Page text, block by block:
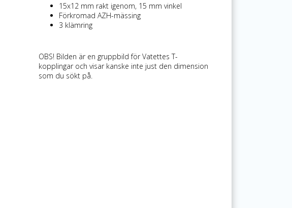
15x12 mm rakt igenom, 15 mm vinkel
Förkromad AZH-mässing
3 klämring
OBS! Bilden är en gruppbild för Vatettes T-
kopplingar och visar kanske inte just den dimension
som du sökt på.